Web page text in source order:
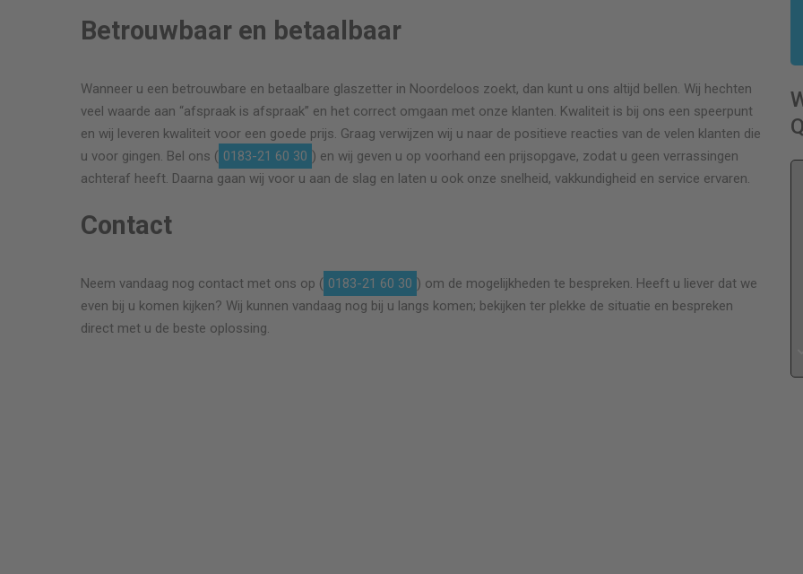
Betrouwbaar en betaalbaar
Wanneer u een betrouwbare en betaalbare glaszetter in Noordeloos zoekt, dan kunt u ons altijd bellen. Wij hechten
veel waarde aan “afspraak is afspraak” en het correct omgaan met onze klanten. Kwaliteit is bij ons een speerpunt
en wij leveren kwaliteit voor een goede prijs. Graag verwijzen wij u naar de positieve reacties van de velen klanten die
u voor gingen. Bel ons ( 0183-21 60 30 ) en wij geven u op voorhand een prijsopgave, zodat u geen verrassingen
achteraf heeft. Daarna gaan wij voor u aan de slag en laten u ook onze snelheid, vakkundigheid en service ervaren.
Contact
Neem vandaag nog contact met ons op ( 0183-21 60 30 ) om de mogelijkheden te bespreken. Heeft u liever dat we
even bij u komen kijken? Wij kunnen vandaag nog bij u langs komen; bekijken ter plekke de situatie en bespreken
direct met u de beste oplossing.
Prima vakman. Ruit is professioneel vervangen en
ook was het geen probleem om een ander klein
kusje binnen de offerte uit te voeren. Ik ben een
Goed werk geleverd. Goede prijs. Snel van begrip.
Denkt mee. Een erg aardige man is Leslie. Kortom,